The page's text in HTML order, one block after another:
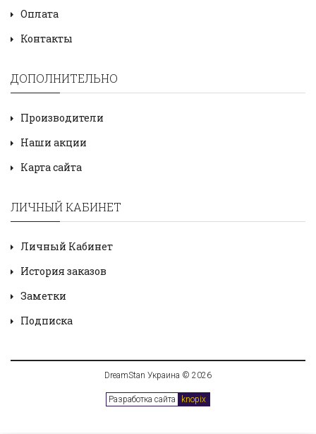
Оплата
Контакты
ДОПОЛНИТЕЛЬНО
Производители
Наши акции
Карта сайта
ЛИЧНЫЙ КАБИНЕТ
Личный Кабинет
История заказов
Заметки
Подписка
DreamStan Украина © 2026
Разработка сайта knopix